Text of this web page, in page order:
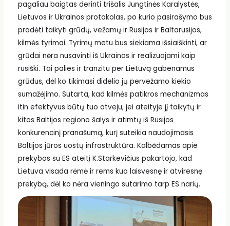
pagaliau baigtas derinti trišalis Jungtinės Karalystės,
Lietuvos ir Ukrainos protokolas, po kurio pasirašymo bus
pradėti taikyti grūdų, vežamų ir Rusijos ir Baltarusijos,
kilmės tyrimai. Tyrimų metu bus siekiama išsiaiškinti, ar
grūdai nėra nusavinti iš Ukrainos ir realizuojami kaip
rusiški. Tai palies ir tranzitu per Lietuvą gabenamus
grūdus, dėl ko tikimasi didelio jų pervežamo kiekio
sumažėjimo. Sutarta, kad kilmės patikros mechanizmas
itin efektyvus būtų tuo atveju, jei ateityje jį taikytų ir
kitos Baltijos regiono šalys ir atimtų iš Rusijos
konkurencinį pranašumą, kurį suteikia naudojimasis
Baltijos jūros uostų infrastruktūra. Kalbėdamas apie
prekybos su ES ateitį K.Starkevičius pakartojo, kad
Lietuva visada rėmė ir rems kuo laisvesnę ir atviresnę
prekybą, dėl ko nėra vieningo sutarimo tarp ES narių.